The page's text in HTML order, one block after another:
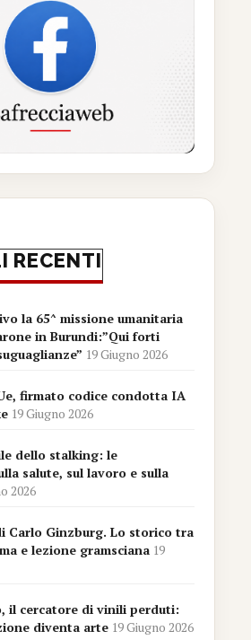
RECENTI
la 65^ missione umanitaria
in Burundi:”Qui forti
19 Giugno 2026
firmato codice condotta IA
19 Giugno 2026
dello stalking: le
salute, sul lavoro e sulla
2026
Carlo Ginzburg. Lo storico tra
e lezione gramsciana 19
il cercatore di vinili perduti:
diventa arte 19 Giugno 2026